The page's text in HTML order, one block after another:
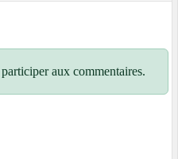
aux commentaires.